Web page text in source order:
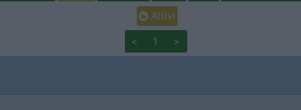
Attivi
< 1 >